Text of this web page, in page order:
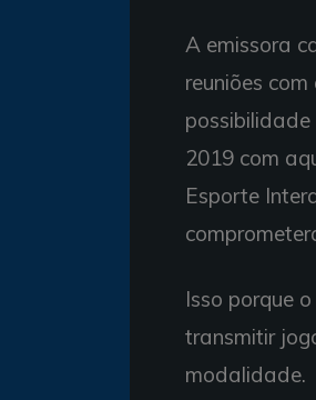
A emissora
reuniões
2019 com
Esporte
Isso porque
transmitir
modalidade.